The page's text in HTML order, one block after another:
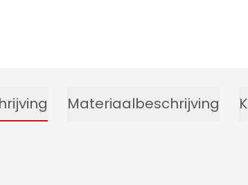
Materiaalbeschrijving